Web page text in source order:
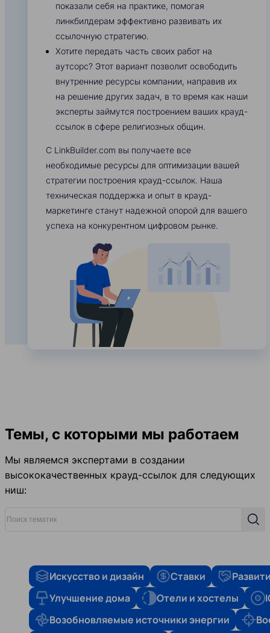
показали себя на практике, помогая
линкбилдерам эффективно развивать их
ссылочную стратегию.
Хотите передать часть своих работ на
аутсорс? Этот вариант позволит освободить
внутренние ресурсы компании, направив их
на решение других задач, в то время как наши
эксперты займутся построением ваших крауд-
ссылок в сфере религиозных общин.
С LinkBuilder.com вы получаете все
необходимые ресурсы для оптимизации вашей
стратегии построения крауд-ссылок. Наша
техническая поддержка и опыт в крауд-
маркетинге станут надежной опорой для вашего
успеха на конкурентном цифровом рынке.
Темы, с которыми мы работаем
Мы являемся экспертами в создании
высококачественных крауд-ссылок для следующих
ниш:
Искусство и дизайн Ставки
Улучшение дома
Отели и хостелы
Возобновляемые источники энергии